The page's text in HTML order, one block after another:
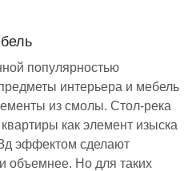
популярностью
интерьера и мебель
из смолы. Стол-река
как элемент изыска
эффектом сделают
объемнее. Но для таких